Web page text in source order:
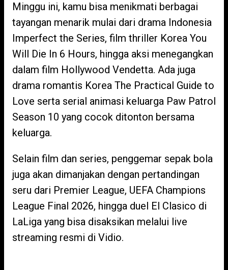
Minggu ini, kamu bisa menikmati berbagai
tayangan menarik mulai dari drama Indonesia
Imperfect the Series, film thriller Korea You
Will Die In 6 Hours, hingga aksi menegangkan
dalam film Hollywood Vendetta. Ada juga
drama romantis Korea The Practical Guide to
Love serta serial animasi keluarga Paw Patrol
Season 10 yang cocok ditonton bersama
keluarga.
Selain film dan series, penggemar sepak bola
juga akan dimanjakan dengan pertandingan
seru dari Premier League, UEFA Champions
League Final 2026, hingga duel El Clasico di
LaLiga yang bisa disaksikan melalui live
streaming resmi di Vidio.